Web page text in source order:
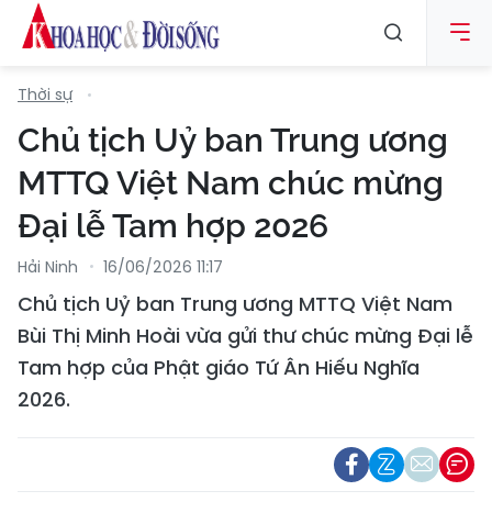
Thời sự
Chủ tịch Uỷ ban Trung ương
MTTQ Việt Nam chúc mừng
Đại lễ Tam hợp 2026
Hải Ninh 16/06/2026 11:17
Chủ tịch Uỷ ban Trung ương MTTQ Việt Nam
Bùi Thị Minh Hoài vừa gửi thư chúc mừng Đại lễ
Tam hợp của Phật giáo Tứ Ân Hiếu Nghĩa
2026.